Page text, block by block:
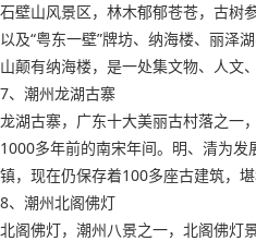
石壁山风景区，林木郁郁苍苍，古树
以及“粤东一壁”牌坊、纳海楼、丽泽
山颠有纳海楼，是一处集文物、人文
7、潮州龙湖古寨
龙湖古寨，广东十大美丽古村落之一
1000多年前的南宋年间。明、清为
镇，现在仍保存着100多座古建筑，堪
8、潮州北阁佛灯
北阁佛灯，潮州八景之一，北阁佛灯